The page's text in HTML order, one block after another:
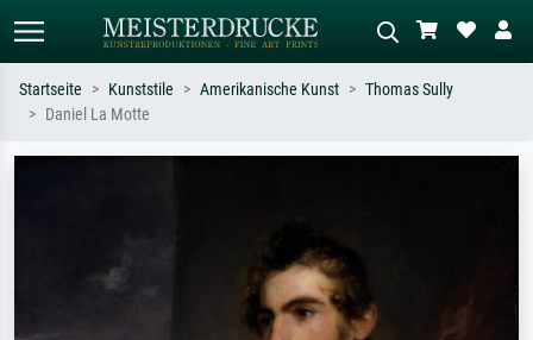
Startseite Kunststile Amerikanische Kunst
Thomas Sully
Daniel La Motte